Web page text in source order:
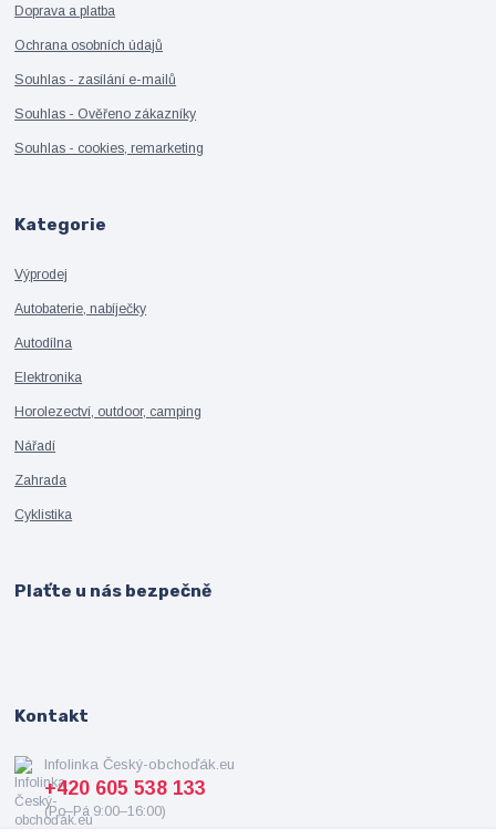
Doprava a platba
Ochrana osobních údajů
Souhlas - zasílání e-mailů
Souhlas - Ověřeno zákazníky
Souhlas - cookies, remarketing
Kategorie
Výprodej
Autobaterie, nabíječky
Autodílna
Elektronika
Horolezectví, outdoor, camping
Nářadí
Zahrada
Cyklistika
Plaťte u nás bezpečně
Kontakt
Infolinka Český-obchoďák.eu
+420 605 538 133
(Po–Pá 9:00–16:00)